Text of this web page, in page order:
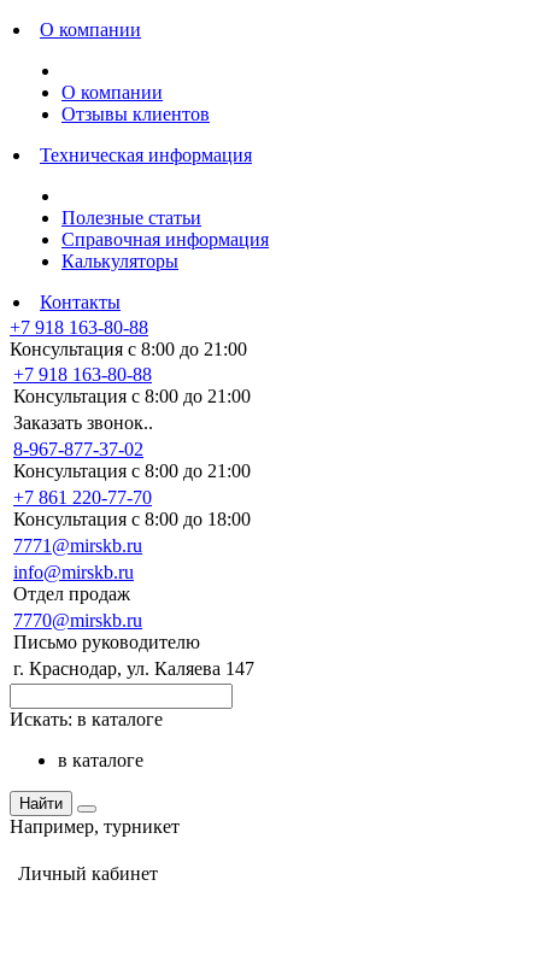
О компании
О компании
Отзывы клиентов
Техническая информация
Полезные статьи
Справочная информация
Калькуляторы
Контакты
+7 918 163-80-88
Консультация с 8:00 до 21:00
+7 918 163-80-88
Консультация с 8:00 до 21:00
Заказать звонок..
8-967-877-37-02
Консультация с 8:00 до 21:00
+7 861 220-77-70
Консультация с 8:00 до 18:00
7771@mirskb.ru
info@mirskb.ru
Отдел продаж
7770@mirskb.ru
Письмо руководителю
г. Краснодар, ул. Каляева 147
Искать: в каталоге
в каталоге
Найти
Например, турникет
Личный кабинет